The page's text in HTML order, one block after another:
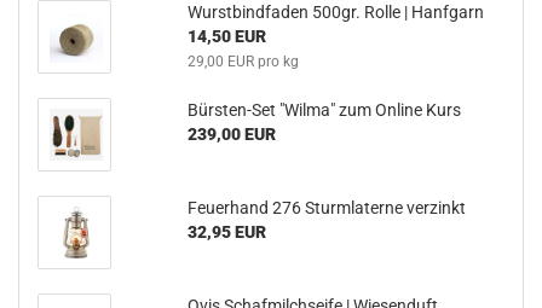
Wurstbindfaden 500gr. Rolle | Hanfgarn
14,50 EUR
29,00 EUR pro kg
Bürsten-Set "Wilma" zum Online Kurs
239,00 EUR
Feuerhand 276 Sturmlaterne verzinkt
32,95 EUR